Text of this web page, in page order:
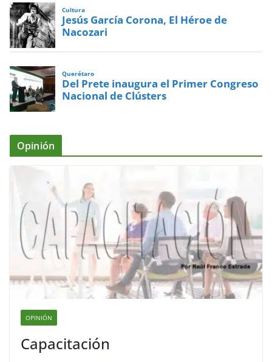
Cultura
Jesús García Corona, El Héroe de
Nacozari
Querétaro
Del Prete inaugura el Primer Congreso
Nacional de Clústers
Opinión
OPINIÓN
Capacitación